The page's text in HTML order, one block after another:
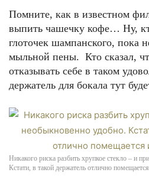
Помните, как в известном
выпить чашечку кофе… Ну,
глоточек шампанского, пока
мыльной пены. Кто сказал,
отказывать себе в таком
держатель для бокала тут
Никакого риска разбить хрупкое стекло ‒ и
Кстати, в такой держатель отлично